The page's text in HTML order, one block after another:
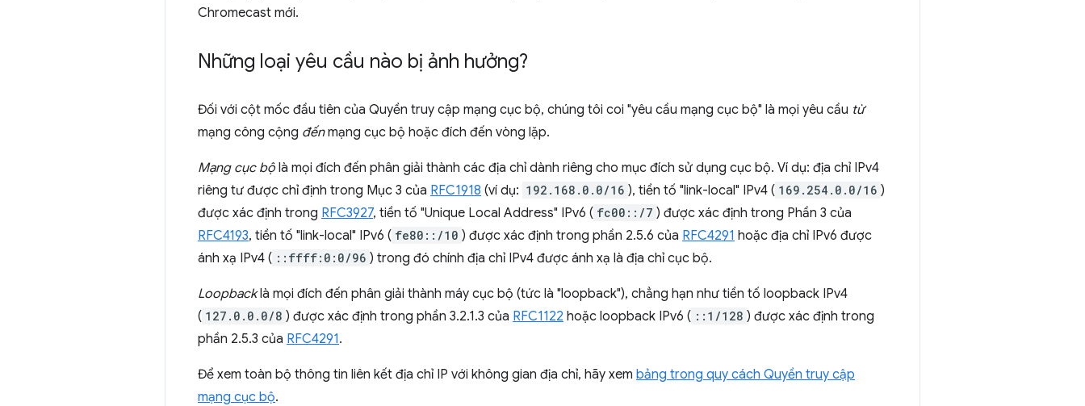
Chromecast mới.
Những loại yêu cầu nào bị ảnh hưởng?
Đối với cột mốc đầu tiên của Quyền truy cập mạng cục bộ, chúng tôi coi "yêu cầu mạng cục bộ" là mọi yêu cầu từ
mạng công cộng đếnmạng cục bộ hoặc đích đến vòng lặp.
Mạng cục bộ là mọi đích đến phân giải thành các địa chỉ dành riêng cho mục đích sử dụng cục bộ. Ví dụ: địa chỉ IPv4
riêng tư được chỉ định trong Mục 3 của RFC1918 (ví dụ: 192.168.0.0/16 ), tiền tố "link-local" IPv4 ( 169.254.0.0/16 )
được xác định trong RFC3927, tiền tố "Unique Local Address" IPv6 ( fc00::/7 ) được xác định trong Phần 3 của
RFC4193, tiền tố "link-local" IPv6 ( fe80::/10 ) được xác định trong phần 2.5.6 của RFC4291 hoặc địa chỉ IPv6 được
ánh xạ IPv4 ( ::ffff:0:0/96 ) trong đó chính địa chỉ IPv4 được ánh xạ là địa chỉ cục bộ.
Loopbacklà mọi đích đến phân giải thành máy cục bộ (tức là "loopback"), chẳng hạn như tiền tố loopback IPv4
( 127.0.0.0/8 ) được xác định trong phần 3.2.1.3 của RFC1122 hoặc loopback IPv6 ( ::1/128 ) được xác định trong
phần 2.5.3 của RFC4291.
Để xem toàn bộ thông tin liên kết địa chỉ IP với không gian địa chỉ, hãy xem bảng trong quy cách Quyền truy cập
mạng cục bộ.